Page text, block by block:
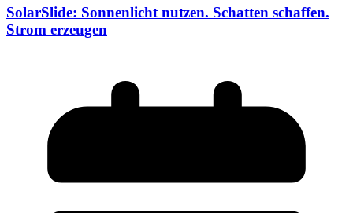
SolarSlide: Sonnenlicht nutzen. Schatten schaffen.
Strom erzeugen